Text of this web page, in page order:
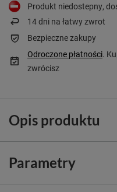
Produkt niedostepny,
14dni na łatwy zwrot
Bezpieczne zakupy
Odroczone płatności.
zwrócisz
Opis produktu
Parametry